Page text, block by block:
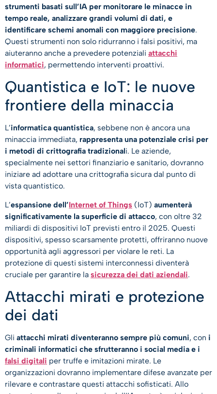
strumenti basati sull’IA per monitorare le minacce in
tempo reale, analizzare grandi volumi di dati, e
identificare schemi anomali con maggiore precisione.
Questi strumenti non solo ridurranno i falsi positivi, ma
aiuteranno anche a prevedere potenziali attacchi
informatici, permettendo interventi proattivi.
Quantistica e IoT: le nuove
frontiere della minaccia
L’informatica quantistica, sebbene non è ancora una
minaccia immediata, rappresenta una potenziale crisi per
i metodi di crittografia tradizionali. Le aziende,
specialmente nei settori finanziario e sanitario, dovranno
iniziare ad adottare una crittografia sicura dal punto di
vista quantistico.
L’espansione dell’Internet of Things (IoT) aumenterà
significativamente la superficie di attacco, con oltre 32
miliardi di dispositivi IoT previsti entro il 2025. Questi
dispositivi, spesso scarsamente protetti, offriranno nuove
opportunità agli aggressori per violare le reti. La
protezione di questi sistemi interconnessi diventerà
cruciale per garantire la sicurezza dei dati aziendali.
Attacchi mirati e protezione
dei dati
Gli attacchi mirati diventeranno sempre più comuni, con i
criminali informatici che sfrutteranno i social media e i
falsi digitali per truffe e imitazioni mirate. Le
organizzazioni dovranno implementare difese avanzate per
rilevare e contrastare questi attacchi sofisticati. Allo